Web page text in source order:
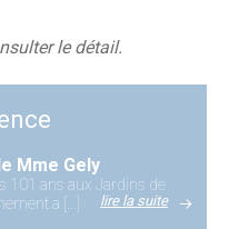
le détail.
Mme Gely
101 ans aux Jardins de
a [...]
lire la suite